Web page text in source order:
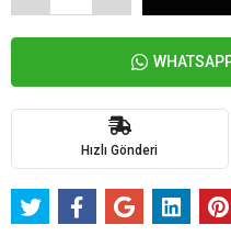
Hızlı Gönderi